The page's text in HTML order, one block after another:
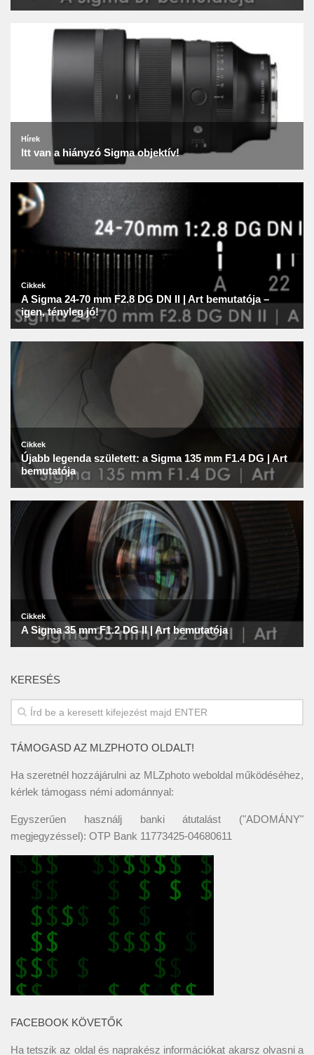
KERESÉS
TÁMOGASD AZ MLZPHOTO OLDALT!
Ha szeretnél hozzájárulni az MLZphoto weboldal működéséhez,
kérlek támogass némi adománnyal:
Egyszerűen használj banki átutalást ("ADOMÁNY"
megjegyzéssel): OTP Bank 11773425-04680611
FACEBOOK KÖVETŐK
Ha tetszik az oldal és naprakész információkat akarsz olvasni a